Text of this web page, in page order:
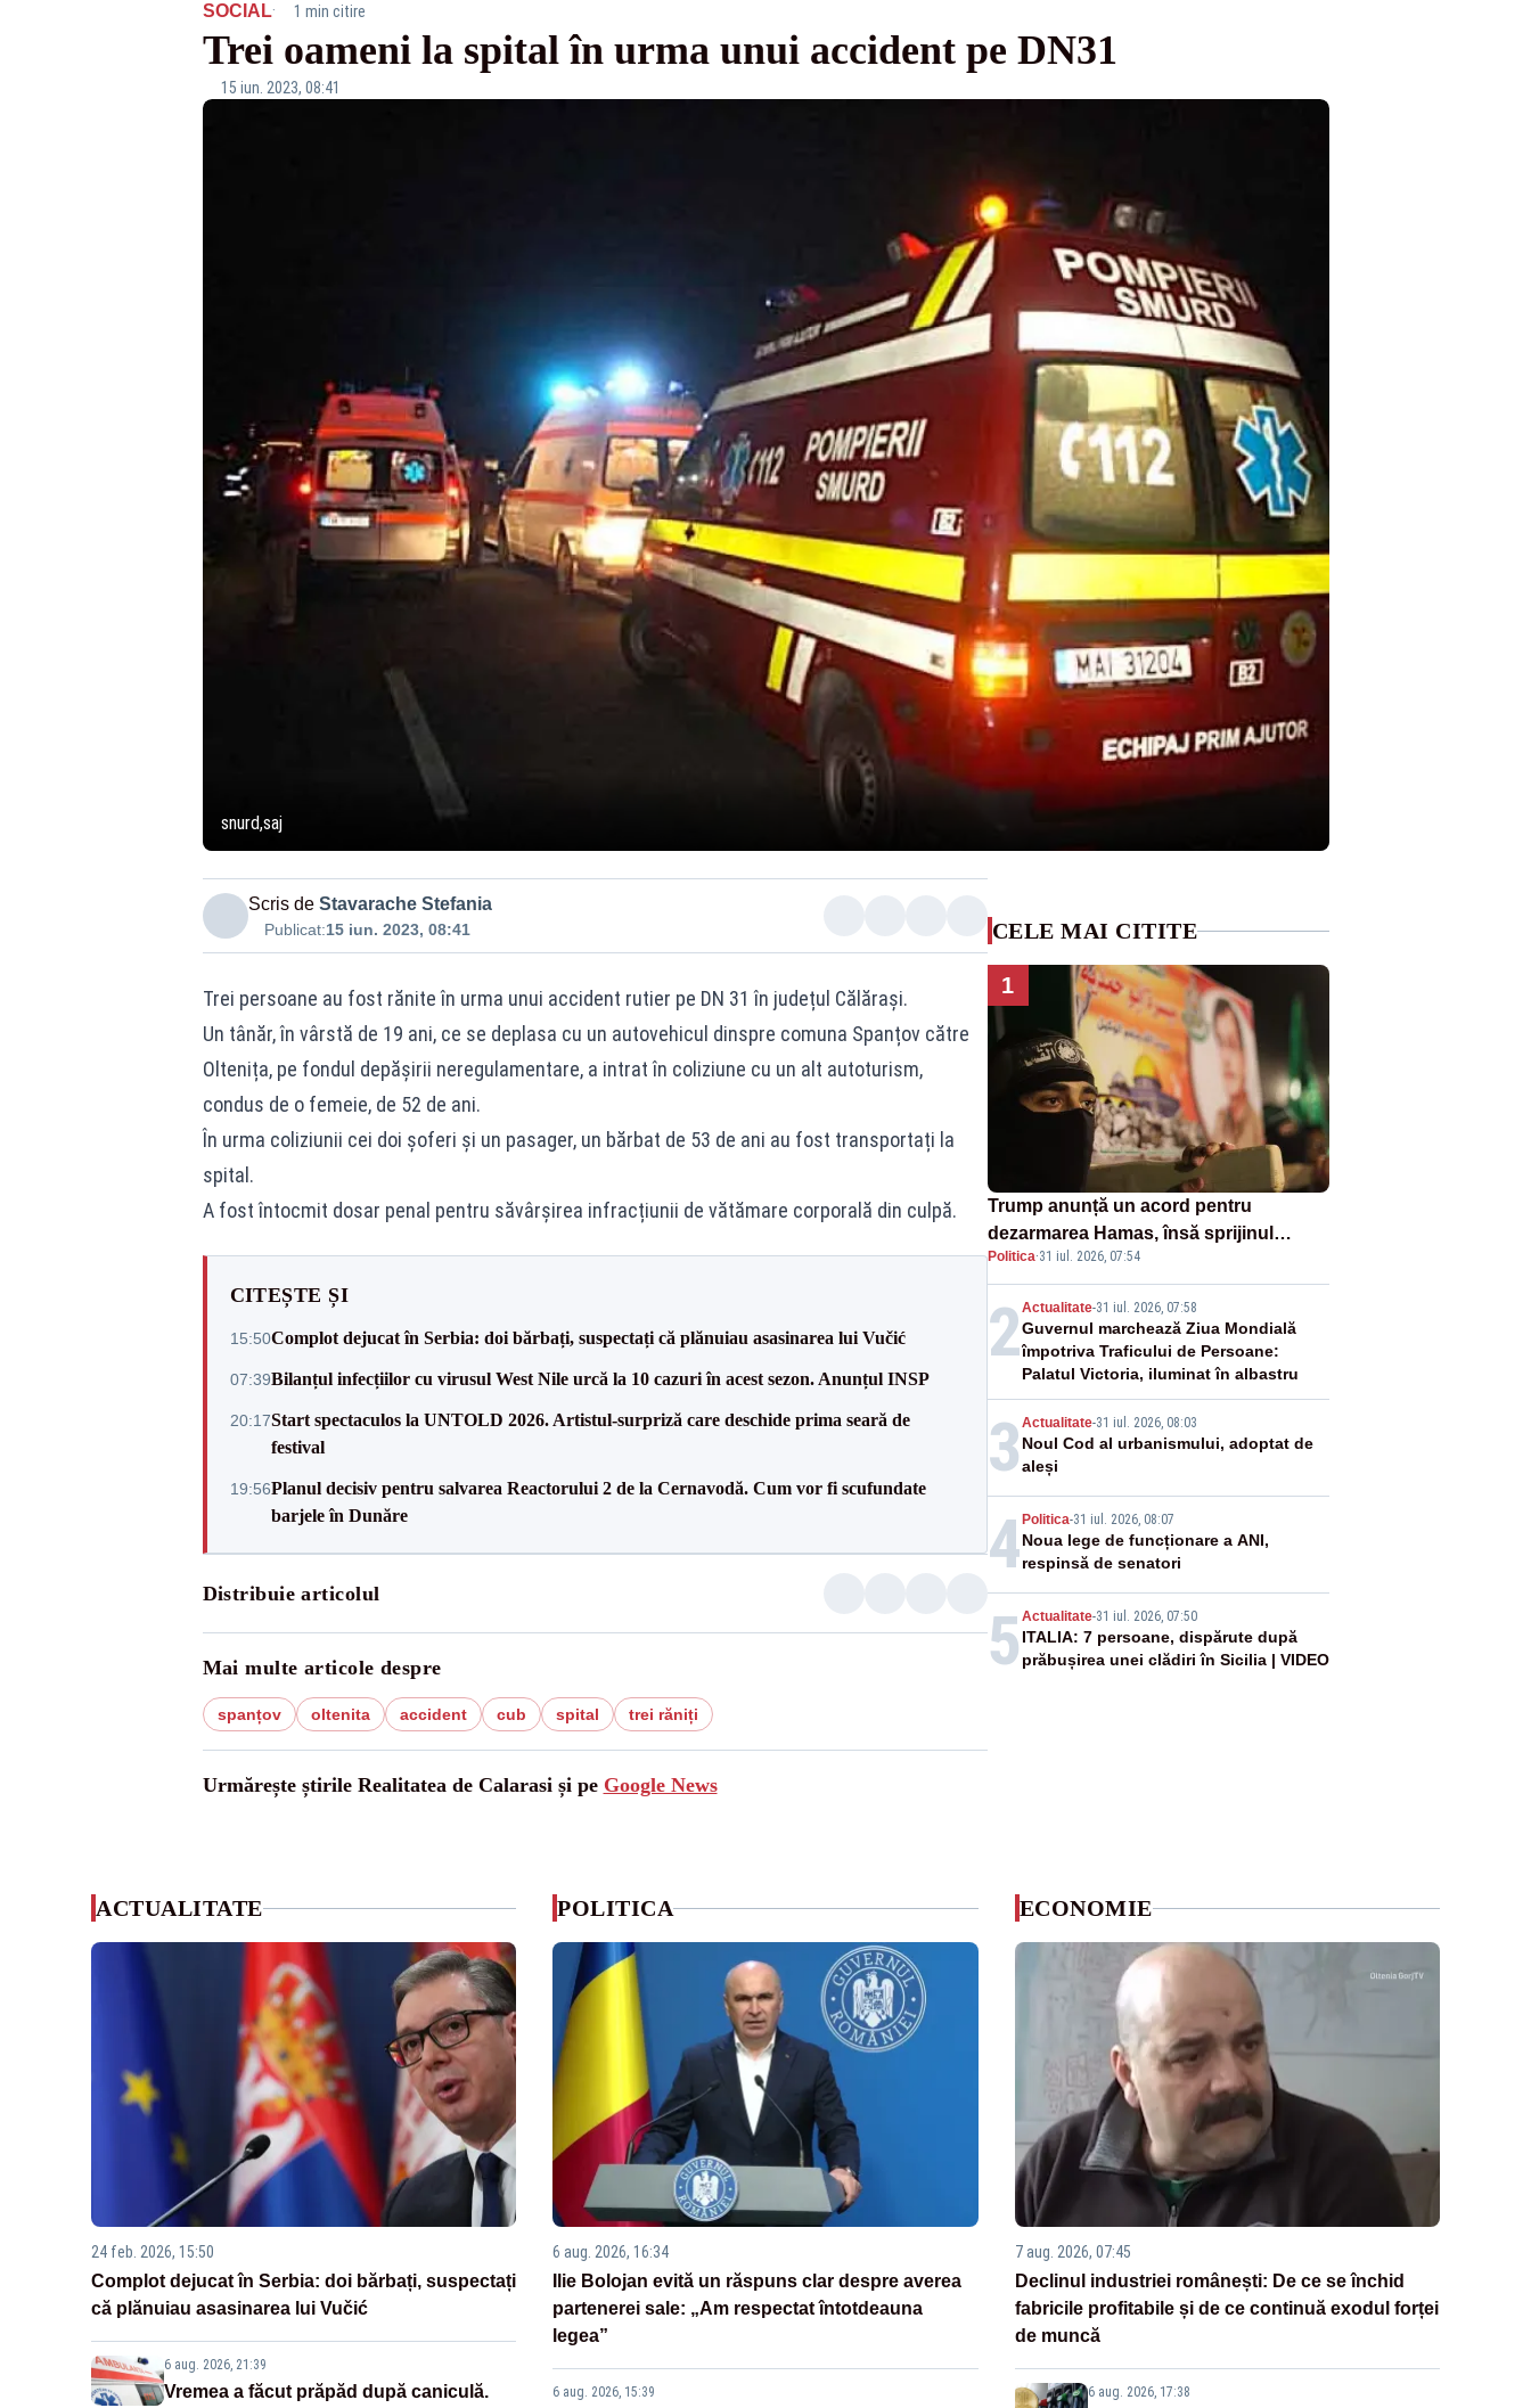
SOCIAL· 1 min citire
Trei oameni la spital în urma unui accident pe DN31
15 iun. 2023, 08:41
snurd,saj
Scris de Stavarache Stefania
Publicat:15 iun. 2023, 08:41
Trei persoane au fost rănite în urma unui accident rutier pe DN 31 în județul Călărași.
Un tânăr, în vârstă de 19 ani, ce se deplasa cu un autovehicul dinspre comuna Spanțov către
Oltenița, pe fondul depășirii neregulamentare, a intrat în coliziune cu un alt autoturism,
condus de o femeie, de 52 de ani.
În urma coliziunii cei doi șoferi și un pasager, un bărbat de 53 de ani au fost transportați la
spital.
A fost întocmit dosar penal pentru săvârșirea infracțiunii de vătămare corporală din culpă.
CITEȘTE ȘI
15:50Complot dejucat în Serbia: doi bărbați, suspectați că plănuiau asasinarea lui Vučić
07:39Bilanțul infecțiilor cu virusul West Nile urcă la 10 cazuri în acest sezon. Anunțul INSP
20:17Start spectaculos la UNTOLD 2026. Artistul-surpriză care deschide prima seară de
festival
19:56Planul decisiv pentru salvarea Reactorului 2 de la Cernavodă. Cum vor fi scufundate
barjele în Dunăre
Distribuie articolul
Mai multe articole despre
spanțov oltenita accident cub spital trei răniți
Urmărește știrile Realitatea de Calarasi și pe Google News
CELE MAI CITITE
1
Trump anunță un acord pentru
dezarmarea Hamas, însă sprijinul
Israelului rămâne incert
Politica·31 iul. 2026, 07:54
2Actualitate-31 iul. 2026, 07:58
Guvernul marchează Ziua Mondială
împotriva Traficului de Persoane:
Palatul Victoria, iluminat în albastru
3 Actualitate-31 iul. 2026, 08:03
Noul Cod al urbanismului, adoptat de
aleși
4 Politica-31 iul. 2026, 08:07
Noua lege de funcționare a ANI,
respinsă de senatori
5 Actualitate-31 iul. 2026, 07:50
ITALIA: 7 persoane, dispărute după
prăbușirea unei clădiri în Sicilia | VIDEO
ACTUALITATE
24 feb. 2026, 15:50
Complot dejucat în Serbia: doi bărbați, suspectați
că plănuiau asasinarea lui Vučić
6 aug. 2026, 21:39
Vremea a făcut prăpăd după caniculă.
POLITICA
6 aug. 2026, 16:34
Ilie Bolojan evită un răspuns clar despre averea
partenerei sale: „Am respectat întotdeauna
legea”
6 aug. 2026, 15:39
ECONOMIE
7 aug. 2026, 07:45
Declinul industriei românești: De ce se închid
fabricile profitabile și de ce continuă exodul forței
de muncă
6 aug. 2026, 17:38